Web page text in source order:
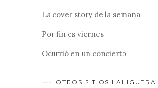
La cover story de la semana
Por fin es viernes
Ocurrió en un concierto
OTROS SITIOS